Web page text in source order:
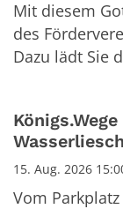
Mit diesem
des
Dazu lädt Sie
15. Aug. 2026
Vom